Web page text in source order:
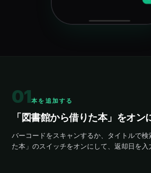
本を追加する, ページを読む, 返却する
01本を追加する
「図書館から借りた本」をオン
バーコードをスキャンするか、タイトルで検
た本」のスイッチをオンにして、返却日を入